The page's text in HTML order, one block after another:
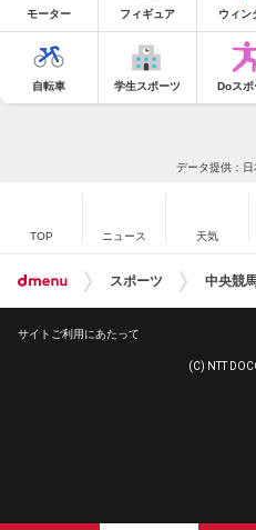
モーター フィギュア ウィン
自転車 学生スポーツ Doスポ
データ提供：
TOP ニュース 天気
スポーツ 中央競
サイトご利用にあたって
(C) NTT